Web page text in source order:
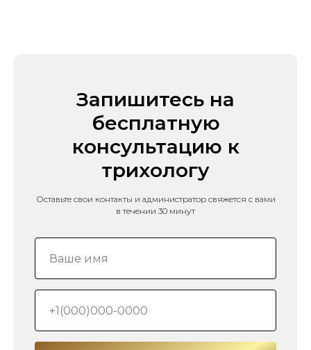
Запишитесь на
бесплатную
консультацию к
трихологу
Оставьте свои контакты и администратор свяжется с вами
в течении 30 минут